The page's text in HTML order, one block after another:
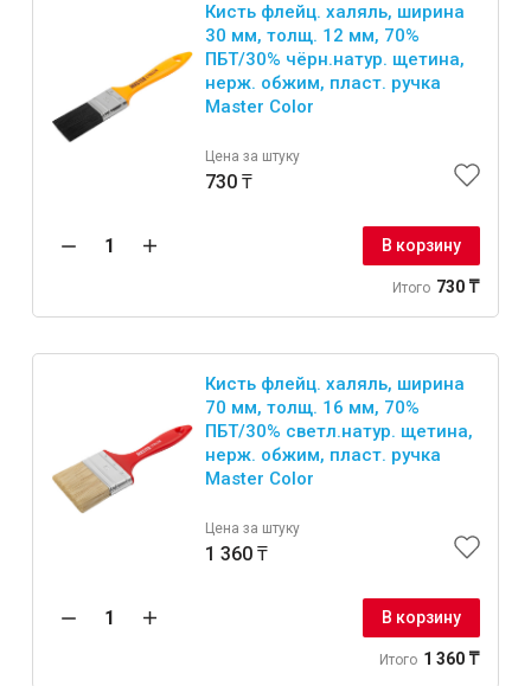
Кисть флейц. халяль, ширина
30 мм, толщ. 12 мм, 70%
ПБT/30% чёрн.натур. щетина,
нерж. обжим, пласт. ручка
Master Color
Цена за штуку
730 ₸
В корзину
Итого 730 ₸
Кисть флейц. халяль, ширина
70 мм, толщ. 16 мм, 70%
ПБT/30% светл.натур. щетина,
нерж. обжим, пласт. ручка
Master Color
Цена за штуку
1 360 ₸
В корзину
Итого 1 360 ₸